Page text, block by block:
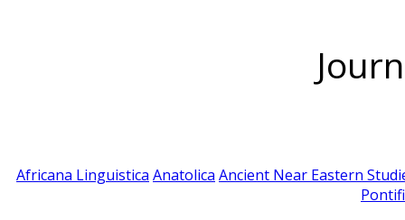
Africana Linguistica Anatolica Ancient Near Eastern